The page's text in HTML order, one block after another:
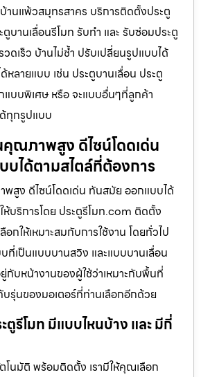
านแพ้วสมุทรสาคร บริการติดตั้งประตู
บานเลื่อนรีโมท รับทำ และ รับซ่อมประตู
ดเร็ว บ้านไม่ช้ำ ปรับเปลี่ยนรูปแบบได้
ลายแบบ เช่น ประตูบานเลื่อน ประตู
แบบพิเศษ หรือ จะแบบอื่นๆที่ลูกค้า
ทุกรูปแบบ
คุณภาพสูง ดีไซน์โดดเด่น
ได้ตามสไตล์ที่ต้องการ
สูง ดีไซน์โดดเด่น ทันสมัย ออกแบบได้
ห้บริการโดย ประตูรีโมท.com ติดตั้ง
กให้เหมาะสมกับการใช้งาน โดยทั่วไป
ที่เป็นแบบบานสวิง และแบบบานเลื่อน
กับหน้างานของผู้ใช้ว่าเหมาะกับพื้นที่
บรุ่นของมอเตอร์ที่ท่านเลือกอีกด้วย
รีโมท มีแบบไหนบ้าง และ มีกี่
โนมัติ พร้อมติดตั้ง เรามีให้คุณเลือก